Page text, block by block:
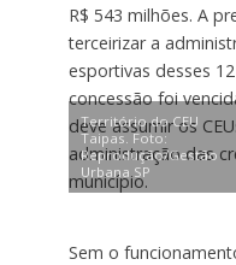
R$ 543 milhões. A
terceirizar a
esportivas desses
concessão foi
deve assumir os
administração das
município.
Território do CEU
Taipas. Foto:
Reprodução/Gestão
Urbana SP
Sem o